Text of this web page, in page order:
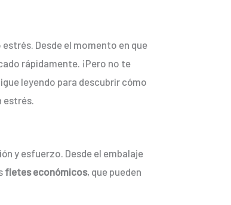
Desde el momento en que
rápidamente. ¡Pero no te
leyendo para descubrir cómo
estrés.
y esfuerzo. Desde el embalaje
fletes económicos, que pueden